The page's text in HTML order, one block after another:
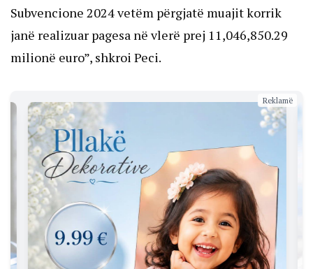
Subvencione 2024 vetëm përgjatë muajit korrik
janë realizuar pagesa në vlerë prej 11,046,850.29
milionë euro”, shkroi Peci.
Reklamë